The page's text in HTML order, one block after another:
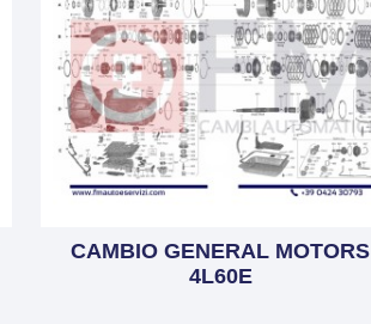
CAMBIO GENERAL MOTORS
4L60E